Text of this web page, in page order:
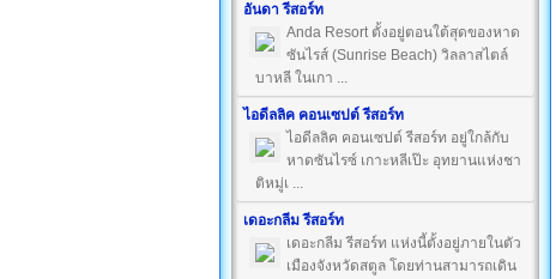
อันดา รีสอร์ท
Anda Resort ตั้งอยู่ตอนใต้สุดของหาด
ซันไรส์ (Sunrise Beach) วิลลาสไตล์
บาหลี ในเกา ...
ไอดีลลิค คอนเซปต์ รีสอร์ท
ไอดีลลิค คอนเซปต์ รีสอร์ท อยู่ใกล้กับ
หาดซันไรซ์ เกาะหลีเป๊ะ อุทยานแห่งชา
ติหมู่เ ...
เดอะกลีม รีสอร์ท
เดอะกลีม รีสอร์ท แห่งนี้ตั้งอยู่ภายในตัว
เมืองจังหวัดสตูล โดยท่านสามารถเดิน